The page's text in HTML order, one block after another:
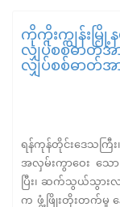
ကိုကိုးကျွန်းမြို့
လျှပ်စစ်ဓာတ်အာ
လျှပ်စစ်ဓာတ်အ
ရန်ကုန်တိုင်းဒေသက
အလှမ်းကွာဝေး သေ
ပြီး၊ ဆက်သွယ်သွား
က ဖွံ့ဖြိုးတိုးတက်မှု နှ